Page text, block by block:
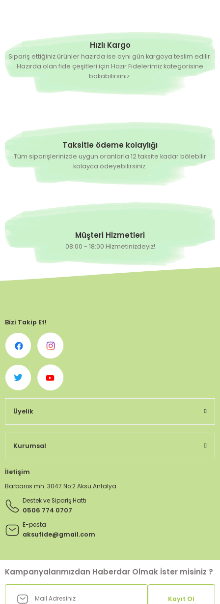
Hızlı Kargo
Sipariş ettiğiniz ürünler hazırda ise aynı gün kargoya teslim edilir.
Hazırda olan fide çeşitleri için Hazır Fidelerimiz kategorisine
bakabilirsiniz.
Taksitle ödeme kolaylığı
Tüm siparişlerinizde uygun oranlarla 12 taksite kadar bölebilir
kolayca ödeyebilirsiniz.
Müşteri Hizmetleri
08:00 - 18:00 Hizmetinizdeyiz!
Bizi Takip Et!
Üyelik
Kurumsal
İletişim
Barbaros mh. 3047 No:2 Aksu Antalya
Destek ve Sipariş Hattı
0506 774 0707
E-posta
aksufide@gmail.com
Kampanyalarımızdan Haberdar Olmak İster misiniz ?
Kayıt Ol